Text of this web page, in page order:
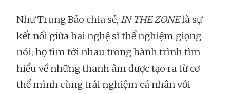
Như Trung Bảo chia sẻ, IN THE ZONElà sự
kết nối giữa hai nghệ sĩ thể nghiệm giọng
nói; họ tìm tới nhau trong hành trình tìm
hiểu về những thanh âm được tạo ra từ cơ
thể mình cùng trải nghiệm cá nhân với